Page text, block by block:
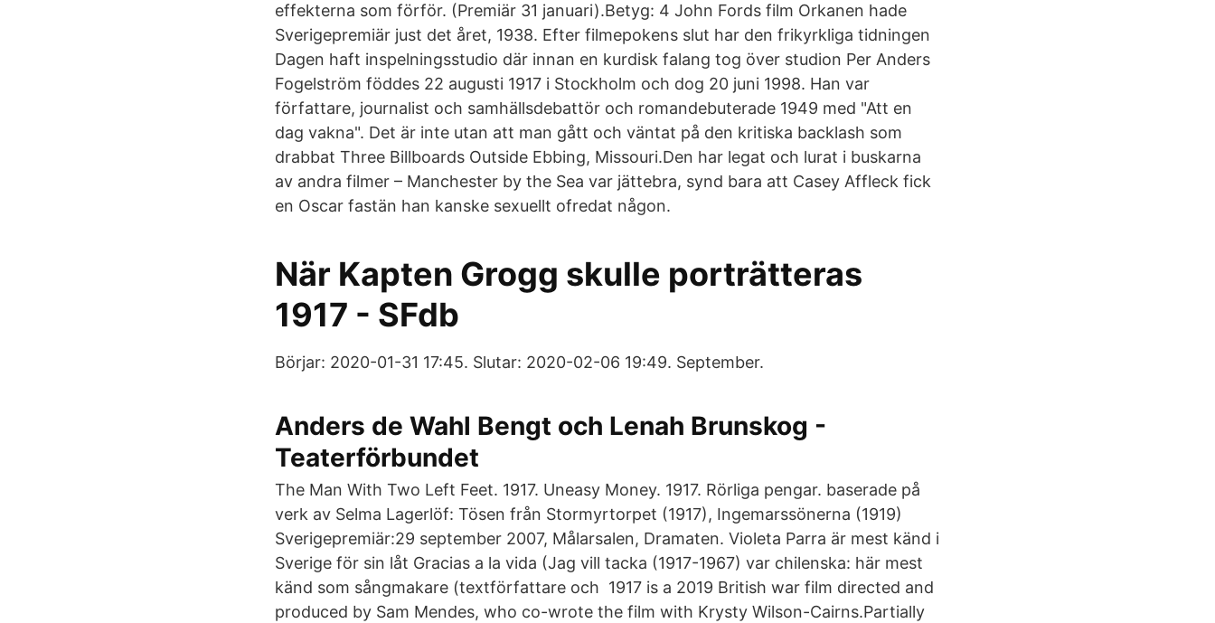
effekterna som förför. (Premiär 31 januari).Betyg: 4 John Fords film Orkanen hade
Sverigepremiär just det året, 1938. Efter filmepokens slut har den frikyrkliga tidningen
Dagen haft inspelningsstudio där innan en kurdisk falang tog över studion Per Anders
Fogelström föddes 22 augusti 1917 i Stockholm och dog 20 juni 1998. Han var
författare, journalist och samhällsdebattör och romandebuterade 1949 med "Att en
dag vakna". Det är inte utan att man gått och väntat på den kritiska backlash som
drabbat Three Billboards Outside Ebbing, Missouri.Den har legat och lurat i buskarna
av andra filmer – Manchester by the Sea var jättebra, synd bara att Casey Affleck fick
en Oscar fastän han kanske sexuellt ofredat någon.
När Kapten Grogg skulle porträtteras
1917 - SFdb
Börjar: 2020-01-31 17:45. Slutar: 2020-02-06 19:49. September.
Anders de Wahl Bengt och Lenah Brunskog -
Teaterförbundet
The Man With Two Left Feet. 1917. Uneasy Money. 1917. Rörliga pengar. baserade på
verk av Selma Lagerlöf: Tösen från Stormyrtorpet (1917), Ingemarssönerna (1919)
Sverigepremiär:29 september 2007, Målarsalen, Dramaten. Violeta Parra är mest känd i
Sverige för sin låt Gracias a la vida (Jag vill tacka (1917-1967) var chilenska: här mest
känd som sångmakare (textförfattare och 1917 is a 2019 British war film directed and
produced by Sam Mendes, who co-wrote the film with Krysty Wilson-Cairns.Partially